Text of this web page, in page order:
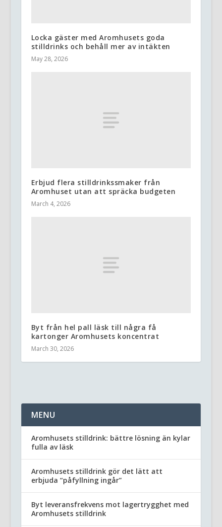
Locka gäster med Aromhusets goda
stilldrinks och behåll mer av intäkten
May 28, 2026
Erbjud flera stilldrinkssmaker från
Aromhuset utan att spräcka budgeten
March 4, 2026
Byt från hel pall läsk till några få
kartonger Aromhusets koncentrat
March 30, 2026
MENU
Aromhusets stilldrink: bättre lösning än kylar
fulla av läsk
Aromhusets stilldrink gör det lätt att
erbjuda “påfyllning ingår”
Byt leveransfrekvens mot lagertrygghet med
Aromhusets stilldrink